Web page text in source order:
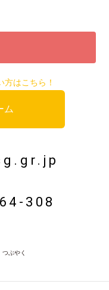
方はこちら！
ム
308
つぶやく